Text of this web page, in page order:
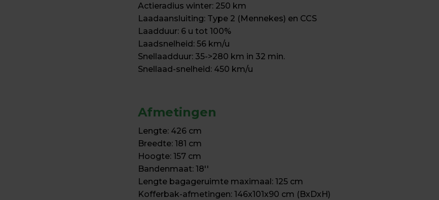
Actieradius winter: 250 km
Laadaansluiting: Type 2 (Mennekes) en CCS
Laadduur: 6 u tot 100%
Laadsnelheid: 56 km/u
Snellaadduur: 35->280 km in 32 min.
⁠Snellaad-snelheid: 450 km/u
Afmetingen
Lengte: 426 cm
Breedte: 181 cm
Hoogte: 157 cm
⁠Bandenmaat: 18''
Lengte bagageruimte maximaal: 125 cm
⁠Kofferbak-afmetingen: 146x101x90 cm (BxDxH)